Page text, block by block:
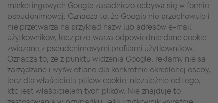
marketingowych Google zasadniczo odbywa się w formie
pseudonimowej. Oznacza to, że Google nie przechowuje i
nie przetwarza na przykład nazw lub adresów e-mail
użytkowników, lecz przetwarza odpowiednie dane cookie
związane z pseudonimowymi profilami użytkowników.
Oznacza to, że z punktu widzenia Google, reklamy nie są
zarządzane i wyświetlane dla konkretnie określonej osoby,
lecz dla właściciela plików cookie, niezależnie od tego,
kto jest właścicielem tych plików. Nie znajduje to